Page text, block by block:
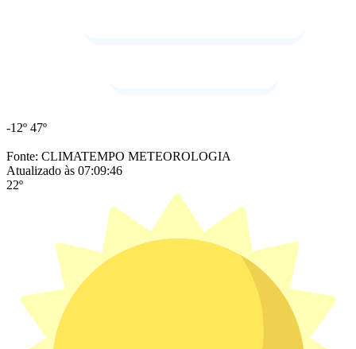
-12º 47º
Fonte: CLIMATEMPO METEOROLOGIA
Atualizado às 07:09:46
22º